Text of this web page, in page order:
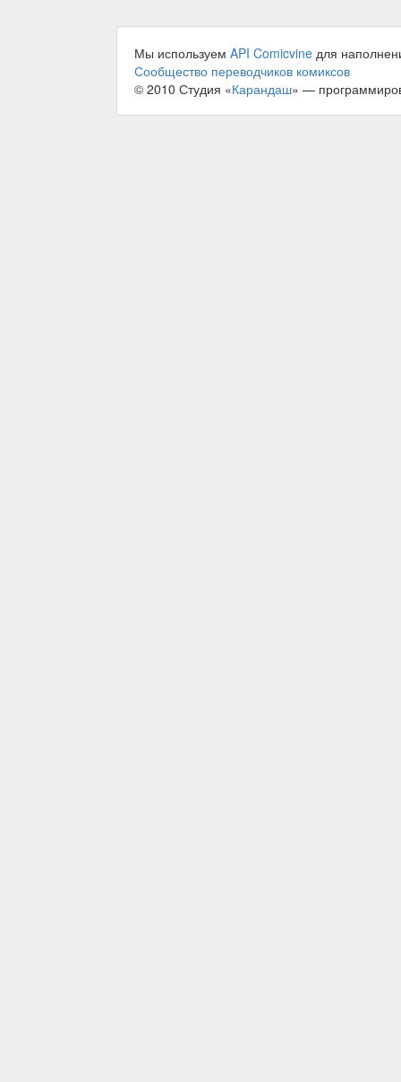
Мы используем API Comicvine для
Сообщество переводчиков комиксов
© 2010 Студия «Карандаш» —